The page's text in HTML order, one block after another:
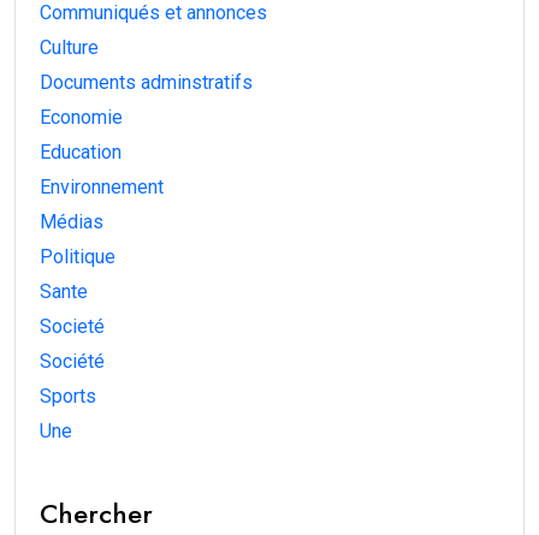
Communiqués et annonces
Culture
Documents adminstratifs
Economie
Education
Environnement
Médias
Politique
Sante
Societé
Société
Sports
Une
Chercher